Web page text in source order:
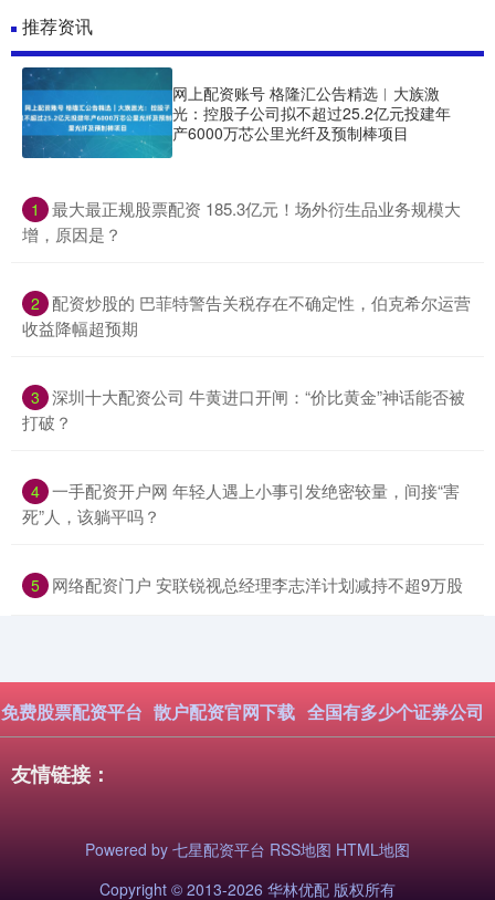
推荐资讯
网上配资账号 格隆汇公告精选︱大族激
光：控股子公司拟不超过25.2亿元投建年
产6000万芯公里光纤及预制棒项目
1
​最大最正规股票配资 185.3亿元！场外衍生品业务规模大
增，原因是？
2 ​配资炒股的 巴菲特警告关税存在不确定性，伯克希尔运营
收益降幅超预期
3 ​深圳十大配资公司 牛黄进口开闸：“价比黄金”神话能否被
打破？
4 ​一手配资开户网 年轻人遇上小事引发绝密较量，间接“害
死”人，该躺平吗？
5 ​网络配资门户 安联锐视总经理李志洋计划减持不超9万股
免费股票配资平台 散户配资官网下载 全国有多少个证券公司
友情链接：
Powered by 七星配资平台 RSS地图 HTML地图
Copyright © 2013-2026 华林优配 版权所有